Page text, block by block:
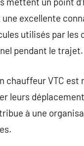
excellente
utilisés par
pendant le trajet.
chauffeur VTC
leurs
à une